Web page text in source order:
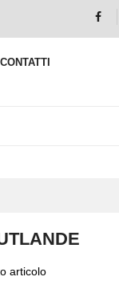
CONTATTI
articolo